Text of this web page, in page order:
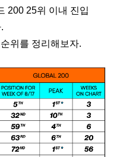
200 25위 이내 진입
위를 정리해보자.